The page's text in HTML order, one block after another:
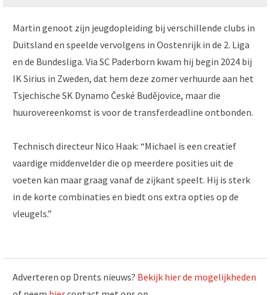
Martin genoot zijn jeugdopleiding bij verschillende clubs in
Duitsland en speelde vervolgens in Oostenrijk in de 2. Liga
en de Bundesliga. Via SC Paderborn kwam hij begin 2024 bij
IK Sirius in Zweden, dat hem deze zomer verhuurde aan het
Tsjechische SK Dynamo České Budějovice, maar die
huurovereenkomst is voor de transferdeadline ontbonden.
Technisch directeur Nico Haak: “Michael is een creatief
vaardige middenvelder die op meerdere posities uit de
voeten kan maar graag vanaf de zijkant speelt. Hij is sterk
in de korte combinaties en biedt ons extra opties op de
vleugels.”
Adverteren op Drents nieuws? Bekijk hier de mogelijkheden